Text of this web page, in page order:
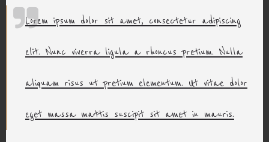
Lorem ipsum dolor sit amet, consectetur adipiscing
elit. Nunc viverra ligula a rhoncus pretium. Nulla
aliquam risus ut pretium elementum. Ut vitae dolor
eget massa mattis suscipit sit amet in mauris.